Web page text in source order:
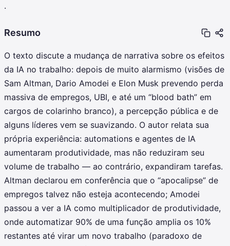
.
Resumo
O texto discute a mudança de narrativa sobre os efeitos
da IA no trabalho: depois de muito alarmismo (visões de
Sam Altman, Dario Amodei e Elon Musk prevendo perda
massiva de empregos, UBI, e até um “blood bath” em
cargos de colarinho branco), a percepção pública e de
alguns líderes vem se suavizando. O autor relata sua
própria experiência: automations e agentes de IA
aumentaram produtividade, mas não reduziram seu
volume de trabalho — ao contrário, expandiram tarefas.
Altman declarou em conferência que o “apocalipse” de
empregos talvez não esteja acontecendo; Amodei
passou a ver a IA como multiplicador de produtividade,
onde automatizar 90% de uma função amplia os 10%
restantes até virar um novo trabalho (paradoxo de